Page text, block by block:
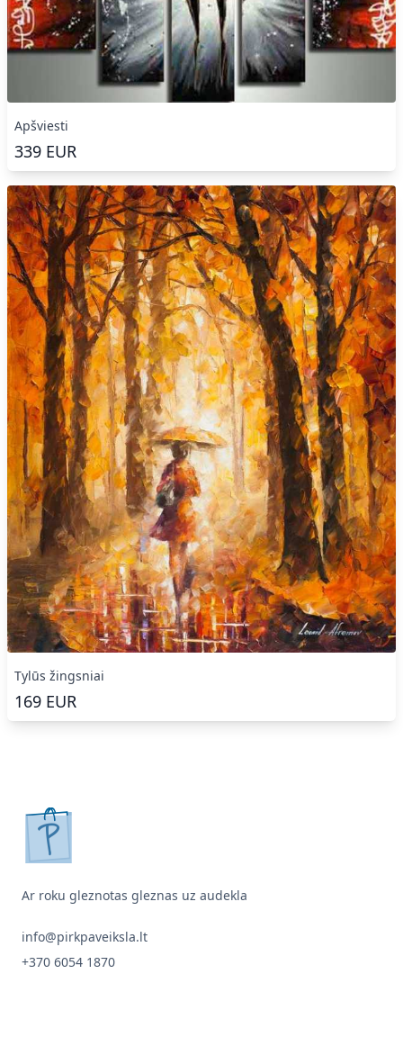
Apšviesti
339 EUR
Tylūs žingsniai
169 EUR
pirkpaveiksla.lt
Ar roku gleznotas gleznas uz audekla
info@pirkpaveiksla.lt
+370 6054 1870